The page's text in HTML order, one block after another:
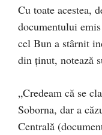
Cu toate acestea,
documentului
cel Bun a stârnit
din ținut, notează
„Credeam că se
Soborna, dar a
Centrală